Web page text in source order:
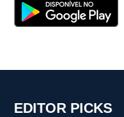
EDITOR PICKS